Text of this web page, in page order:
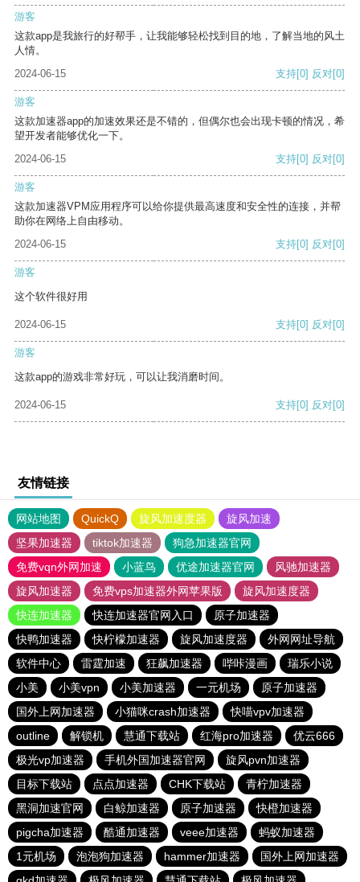
游客
这款app是我旅行的好帮手，让我能够轻松找到目的地，了解当地的风土
人情。
2024-06-15
支持[0] 反对[0]
游客
这款加速器app的加速效果还是不错的，但偶尔也会出现卡顿的情况，希
望开发者能够优化一下。
2024-06-15
支持[0] 反对[0]
游客
这款加速器VPM应用程序可以给你提供最高速度和安全性的连接，并帮
助你在网络上自由移动。
2024-06-15
支持[0] 反对[0]
游客
这个软件很好用
2024-06-15 支持[0] 反对[0]
游客
这款app的游戏非常好玩，可以让我消磨时间。
2024-06-15 支持[0] 反对[0]
友情链接
网站地图 QuickQ 旋风加速度器
旋风加速
坚果加速器
tiktok加速器
狗急加速器官网
免费vqn外网加速
小蓝鸟 优途加速器官网
风驰加速器
旋风加速器
免费vps加速器外网苹果版
旋风加速度器
快连加速器
快连加速器官网入口
原子加速器
快鸭加速器
快柠檬加速器 旋风加速度器
外网网址导航
软件中心
雷霆加速 狂飙加速器 哔咔漫画
瑞乐小说
小美
小美vpn 小美加速器 一元机场
原子加速器
国外上网加速器
小猫咪crash加速器
快喵vpv加速器
outline
解锁机 慧通下载站 红海pro加速器
优云666
极光vp加速器
手机外国加速器官网
旋风pvn加速器
目标下载站
点点加速器 CHK下载站
青柠加速器
黑洞加速官网
白鲸加速器 原子加速器
快橙加速器
pigcha加速器
酷通加速器 veee加速器
蚂蚁加速器
1元机场
泡泡狗加速器 hammer加速器
国外上网加速器